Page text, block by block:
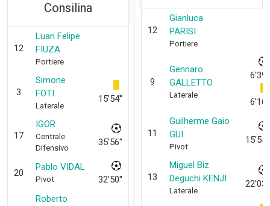
Consilina
12
Luan Felipe
FIUZA
Portiere
3
Simone
FOTI
Laterale
15'54''
17
IGOR
Centrale
Difensivo
35'56''
20
Pablo VIDAL
Pivot 32'50''
Roberto
12
Gianluca
PARISI
Portiere
9
Gennaro
GALLETTO
Laterale
6'39''
6'16''
11
Guilherme Gaio
GUI
Pivot
15'55''
13
Miguel Biz
Deguchi KENJI
Laterale
22'03''